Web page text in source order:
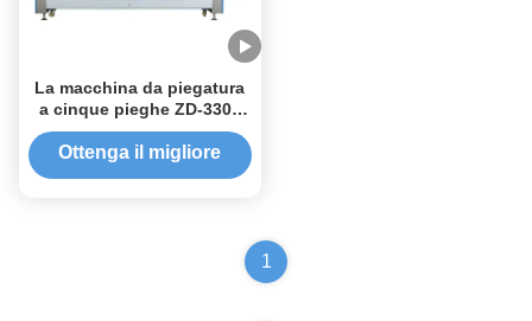
La macchina da piegatura
a cinque pieghe ZD-3300
adotta un controllo di chip
altamente intelligente
Ottenga il migliore
1